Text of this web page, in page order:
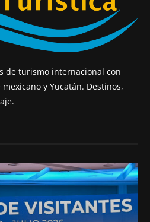
de turismo internacional con
y Yucatán. Destinos,